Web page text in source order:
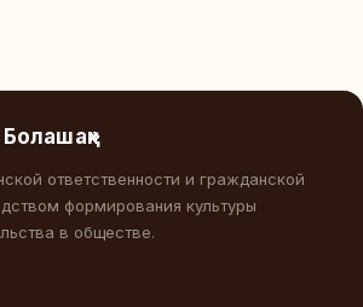
ответственности и гражданской
формирования культуры
в обществе.